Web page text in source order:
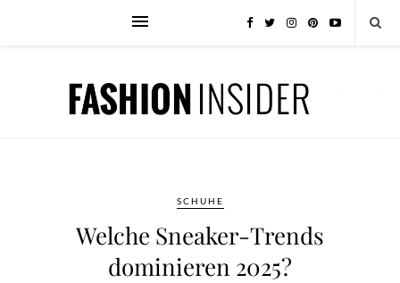
SCHUHE
Welche Sneaker-Trends
dominieren 2025?